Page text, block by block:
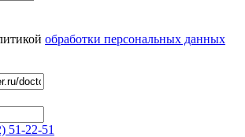
обработки персональных данных
51-22-51